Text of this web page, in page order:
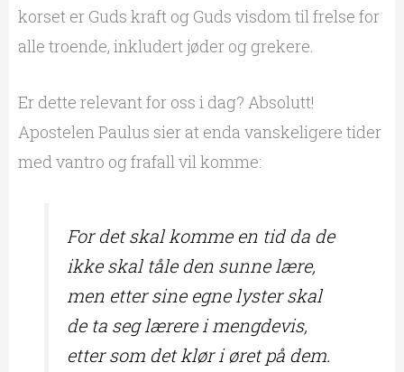
korset er Guds kraft og Guds visdom til frelse for
alle troende, inkludert jøder og grekere.
Er dette relevant for oss i dag? Absolutt!
Apostelen Paulus sier at enda vanskeligere tider
med vantro og frafall vil komme:
For det skal komme en tid da de
ikke skal tåle den sunne lære,
men etter sine egne lyster skal
de ta seg lærere i mengdevis,
etter som det klør i øret på dem.